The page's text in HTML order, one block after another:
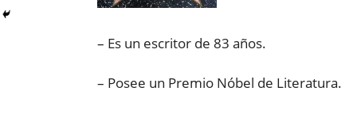
– Es un escritor de 83 años.
– Posee un Premio Nóbel de Literatura.